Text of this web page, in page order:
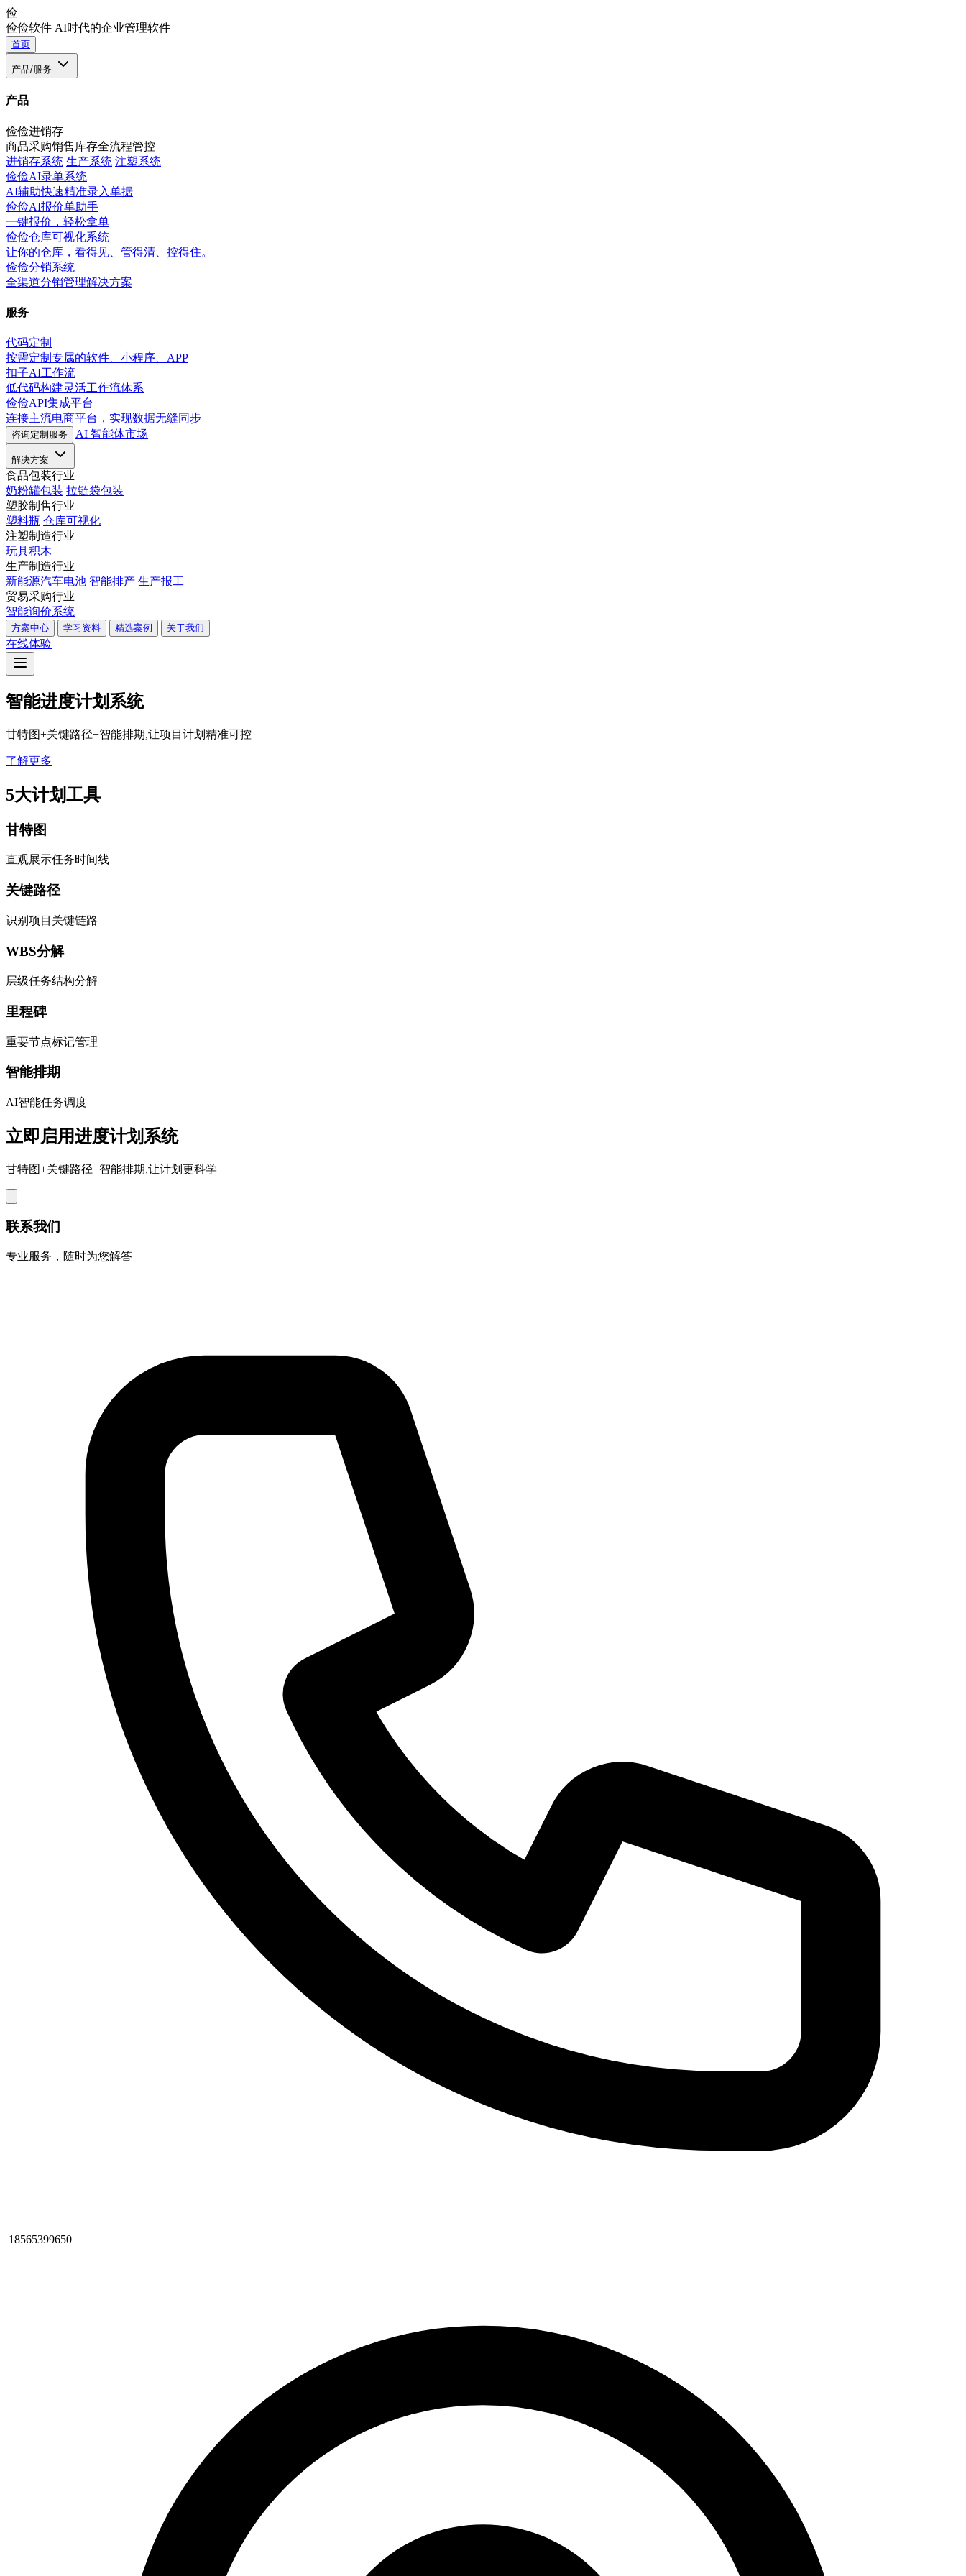
俭
俭俭软件 AI时代的企业管理软件
首页
产品/服务
产品
俭俭进销存
商品采购销售库存全流程管控
进销存系统 生产系统 注塑系统
俭俭AI录单系统
AI辅助快速精准录入单据
俭俭AI报价单助手
一键报价，轻松拿单
俭俭仓库可视化系统
让你的仓库，看得见、管得清、控得住。
俭俭分销系统
全渠道分销管理解决方案
服务
代码定制
按需定制专属的软件、小程序、APP
扣子AI工作流
低代码构建灵活工作流体系
俭俭API集成平台
连接主流电商平台，实现数据无缝同步
咨询定制服务 AI 智能体市场
解决方案
食品包装行业
奶粉罐包装 拉链袋包装
塑胶制售行业
塑料瓶 仓库可视化
注塑制造行业
玩具积木
生产制造行业
新能源汽车电池 智能排产 生产报工
贸易采购行业
智能询价系统
方案中心 学习资料 精选案例 关于我们
在线体验
智能进度计划 系统
甘特图+关键路径+智能排期,让项目计划精准可控
了解更多
5大计划工具
甘特图
直观展示任务时间线
关键路径
识别项目关键链路
WBS分解
层级任务结构分解
里程碑
重要节点标记管理
智能排期
AI智能任务调度
立即启用进度计划系统
甘特图+关键路径+智能排期,让计划更科学
联系我们
专业服务，随时为您解答
18565399650